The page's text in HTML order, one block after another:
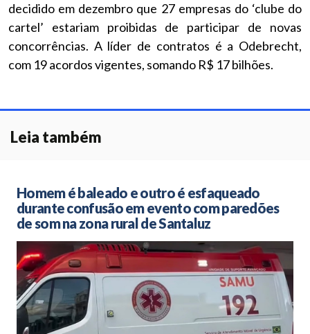
decidido em dezembro que 27 empresas do ‘clube do
cartel’ estariam proibidas de participar de novas
concorrências. A líder de contratos é a Odebrecht,
com 19 acordos vigentes, somando R$ 17 bilhões.
Leia também
Homem é baleado e outro é esfaqueado
durante confusão em evento com paredões
de som na zona rural de Santaluz